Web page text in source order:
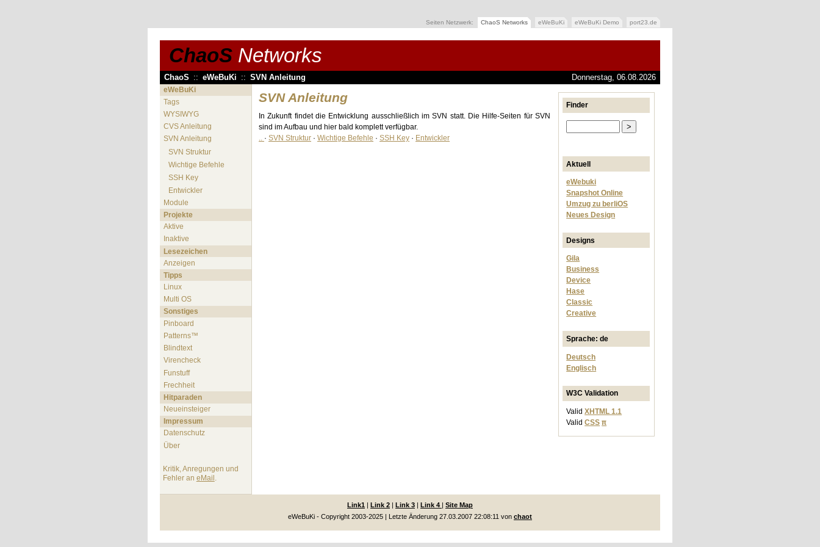
Seiten Netzwerk: ChaoS Networks eWeBuKi eWeBuKi Demo port23.de
ChaoS Networks
Donnerstag, 06.08.2026
ChaoS :: eWeBuKi :: SVN Anleitung
eWeBuKi
Tags
WYSIWYG
CVS Anleitung
SVN Anleitung
SVN Struktur
Wichtige Befehle
SSH Key
Entwickler
Module
Projekte
Aktive
Inaktive
Lesezeichen
Anzeigen
Tipps
Linux
Multi OS
Sonstiges
Pinboard
Patterns™
Blindtext
Virencheck
Funstuff
Frechheit
Hitparaden
Neueinsteiger
Impressum
Datenschutz
Über
Kritik, Anregungen und
Fehler an eMail
Finder
Aktuell
eWebuki
Snapshot Online
Umzug zu berliOS
Neues Design
Designs
Gila
Business
Device
Hase
Classic
Creative
Sprache: de
Deutsch
Englisch
W3C Validation
ValidXHTML 1.1
ValidCSS π
SVN Anleitung
In Zukunft findet die Entwicklung ausschließlich im SVN statt. Die Hilfe-Seiten für SVN
sind im Aufbau und hier bald komplett verfügbar.
· SVN Struktur · Wichtige Befehle · SSH Key · Entwickler
Link1 | Link 2 | Link 3 | Link 4 | Site Map
eWeBuKi - Copyright 2003-2025 | Letzte Änderung 27.03.2007 22:08:11 von chaot